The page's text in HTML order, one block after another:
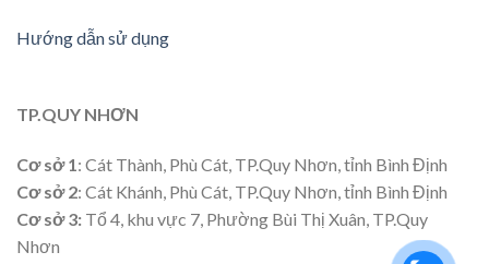
Hướng dẫn sử dụng
TP.QUY NHƠN
Cơ sở 1 : Cát Thành, Phù Cát, TP.Quy Nhơn, tỉnh Bình Định
Cơ sở 2: Cát Khánh, Phù Cát, TP.Quy Nhơn, tỉnh Bình Định
Cơ sở 3: Tổ 4, khu vực 7, Phường Bùi Thị Xuân, TP.Quy
Nhơn